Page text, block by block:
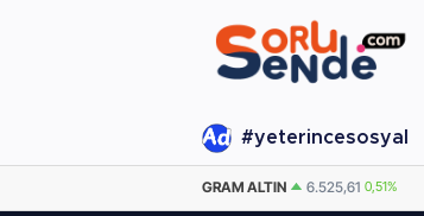
#yeterincesosyal
GRAM ALTIN 6.525,61 0,51%